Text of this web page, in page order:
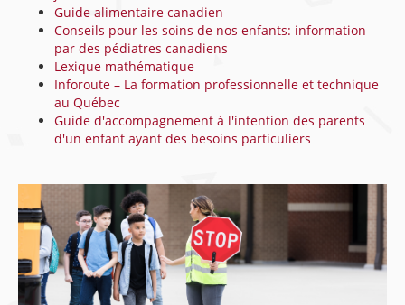
Guide alimentaire canadien
Conseils pour les soins de nos enfants: information
par des pédiatres canadiens
Lexique mathématique
Inforoute – La formation professionnelle et technique
au Québec
Guide d'accompagnement à l'intention des parents
d'un enfant ayant des besoins particuliers